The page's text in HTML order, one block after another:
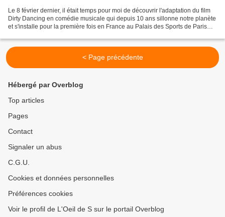
Le 8 février dernier, il était temps pour moi de découvrir l'adaptation du film
Dirty Dancing en comédie musicale qui depuis 10 ans sillonne notre planète
et s'installe pour la première fois en France au Palais des Sports de Paris
< Page précédente
Hébergé par Overblog
Top articles
Pages
Contact
Signaler un abus
C.G.U.
Cookies et données personnelles
Préférences cookies
Voir le profil de L'Oeil de S sur le portail Overblog